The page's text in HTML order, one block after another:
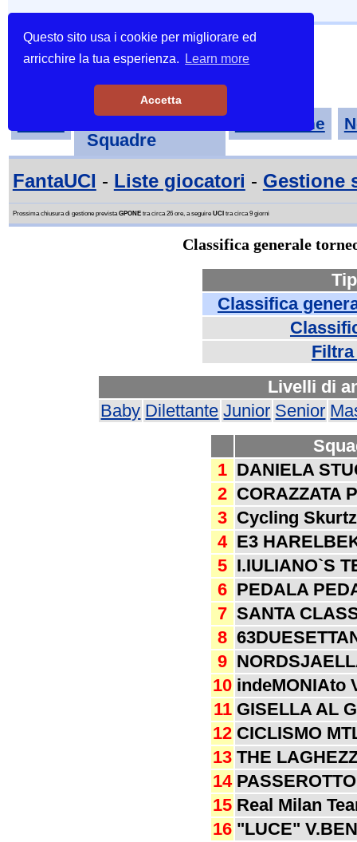
Questo sito usa i cookie per migliorare ed
arricchire la tua esperienza.
Learn more
Accetta
Tornei-
Squadre
Classifiche
FantaUCI - Liste giocatori - Gestione
Prossima chiusura di gestione previstaGPONEtra circa 26 ore, a seguire UCI tra circa 9 giorni
Classifica generale
Classifica
Livelli di
Baby Dilettante Junior Senior
1 DANIELA
2 CORAZZATA
3 Cycling Skurtz
4 E3
5 I.IULIANO`S
6 PEDALA
7 SANTA
8
9
10 indeMONIAto
11 GISELLA AL
12 CICLISMO
13 THE
14
15 Real Milan
16 "LUCE"